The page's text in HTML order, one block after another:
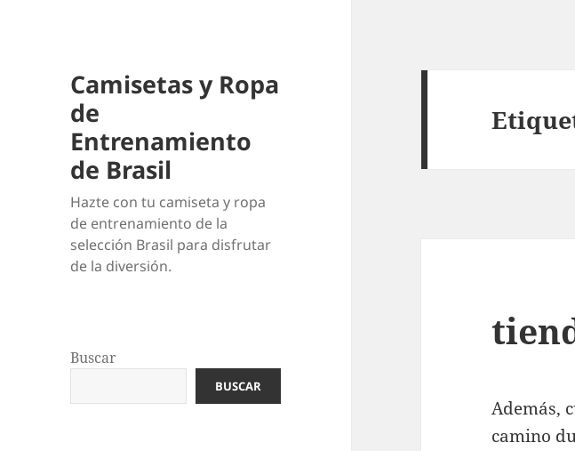
Camisetas y Ropa
de
Entrenamiento
de Brasil
Hazte con tu camiseta y ropa
de entrenamiento de la
selección Brasil para disfrutar
de la diversión.
Buscar
BUSCAR
Además,
camino